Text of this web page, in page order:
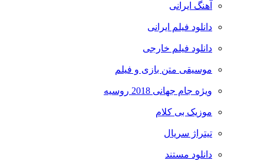
آهنگ ایرانی
دانلود فیلم ایرانی
دانلود فیلم خارجی
موسیقی متن بازی و فیلم
ویژه جام جهانی 2018 روسیه
موزیک بی کلام
تیتراژ سریال
دانلود مستند